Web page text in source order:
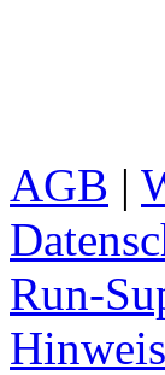
AGB |
Run-